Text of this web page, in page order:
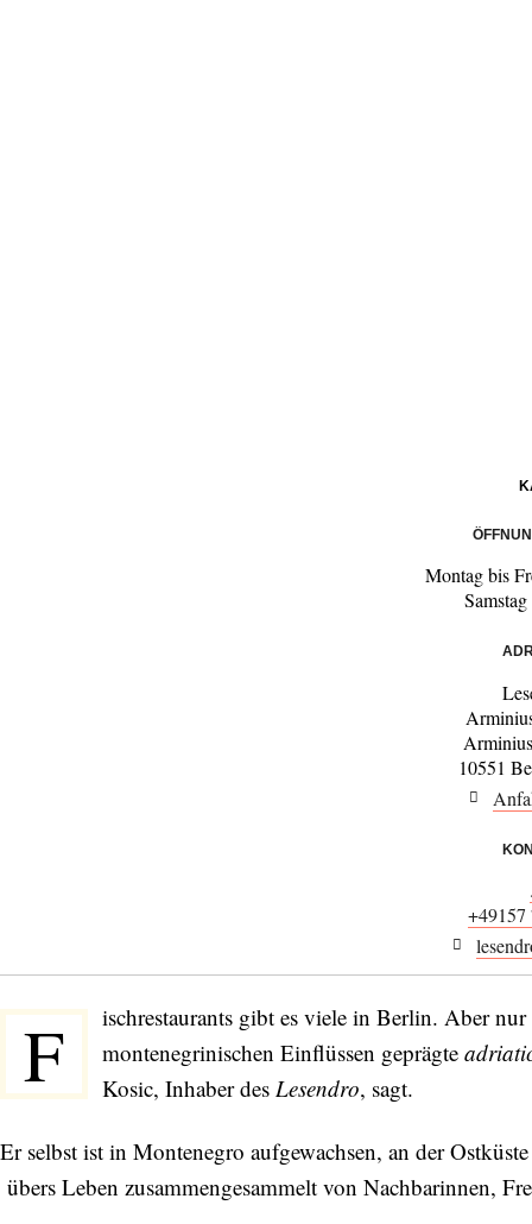
Montag bis
10551
+49157
F
ischrestaurants gibt es viele in Berlin. Aber
montenegrinischen Einflüssen geprägte
Kosic, Inhaber des Lesendro, sagt.
Er selbst ist in Montenegro aufgewachsen, an der
übers Leben zusammengesammelt von Nachbarinnen,